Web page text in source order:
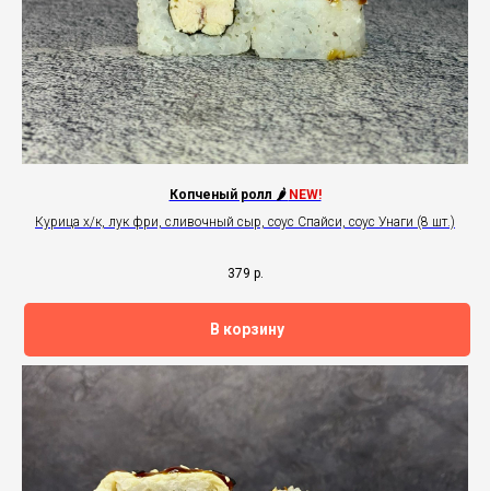
Копченый ролл 🌶 NEW!
Курица х/к, лук фри, сливочный сыр, соус Спайси, соус Унаги (8 шт.)
379 р.
В корзину